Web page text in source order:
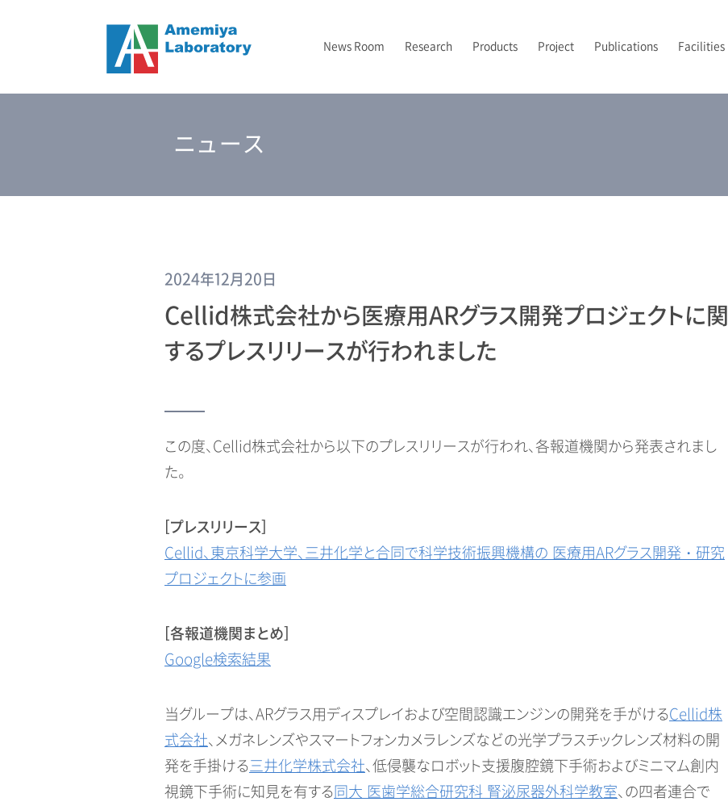
News Room Research Products Project
2025-2027 GTIE GAPファンド エクスプロールコース
Publications Facilities
ニュース
2024年12月20日
Cellid株式会社から医療用ARグラス開発プロジェクトに関
するプレスリリースが行われました
この度、Cellid株式会社から以下のプレスリリースが行われ、各報道機関から発表されまし
た。
[プレスリリース]
Cellid、東京科学大学、三井化学と合同で科学技術振興機構の 医療用ARグラス開発・研究
プロジェクトに参画
[各報道機関まとめ]
Google検索結果
当グループは、ARグラス用ディスプレイおよび空間認識エンジンの開発を手がけるCellid株
式会社、メガネレンズやスマートフォンカメラレンズなどの光学プラスチックレンズ材料の開
発を手掛ける三井化学株式会社、低侵襲なロボット支援腹腔鏡下手術およびミニマム創内
視鏡下手術に知見を有する同大 医歯学総合研究科 腎泌尿器外科学教室、の四者連合で